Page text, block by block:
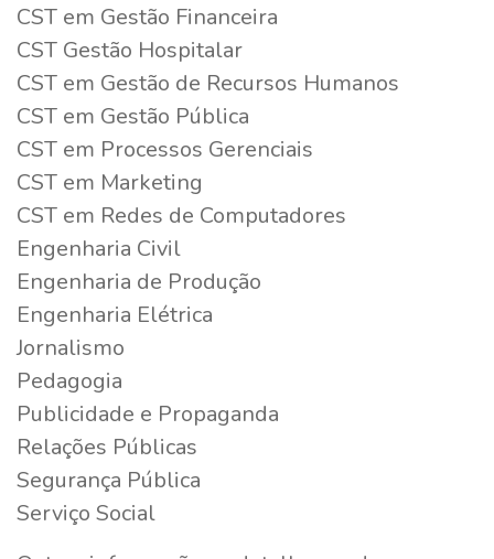
CST em Gestão Financeira
CST Gestão Hospitalar
CST em Gestão de Recursos Humanos
CST em Gestão Pública
CST em Processos Gerenciais
CST em Marketing
CST em Redes de Computadores
Engenharia Civil
Engenharia de Produção
Engenharia Elétrica
Jornalismo
Pedagogia
Publicidade e Propaganda
Relações Públicas
Segurança Pública
Serviço Social